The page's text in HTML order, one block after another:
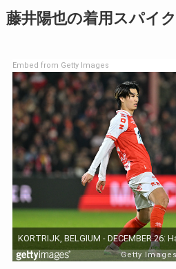
藤井陽也の着用スパイク
Embed from Getty Images